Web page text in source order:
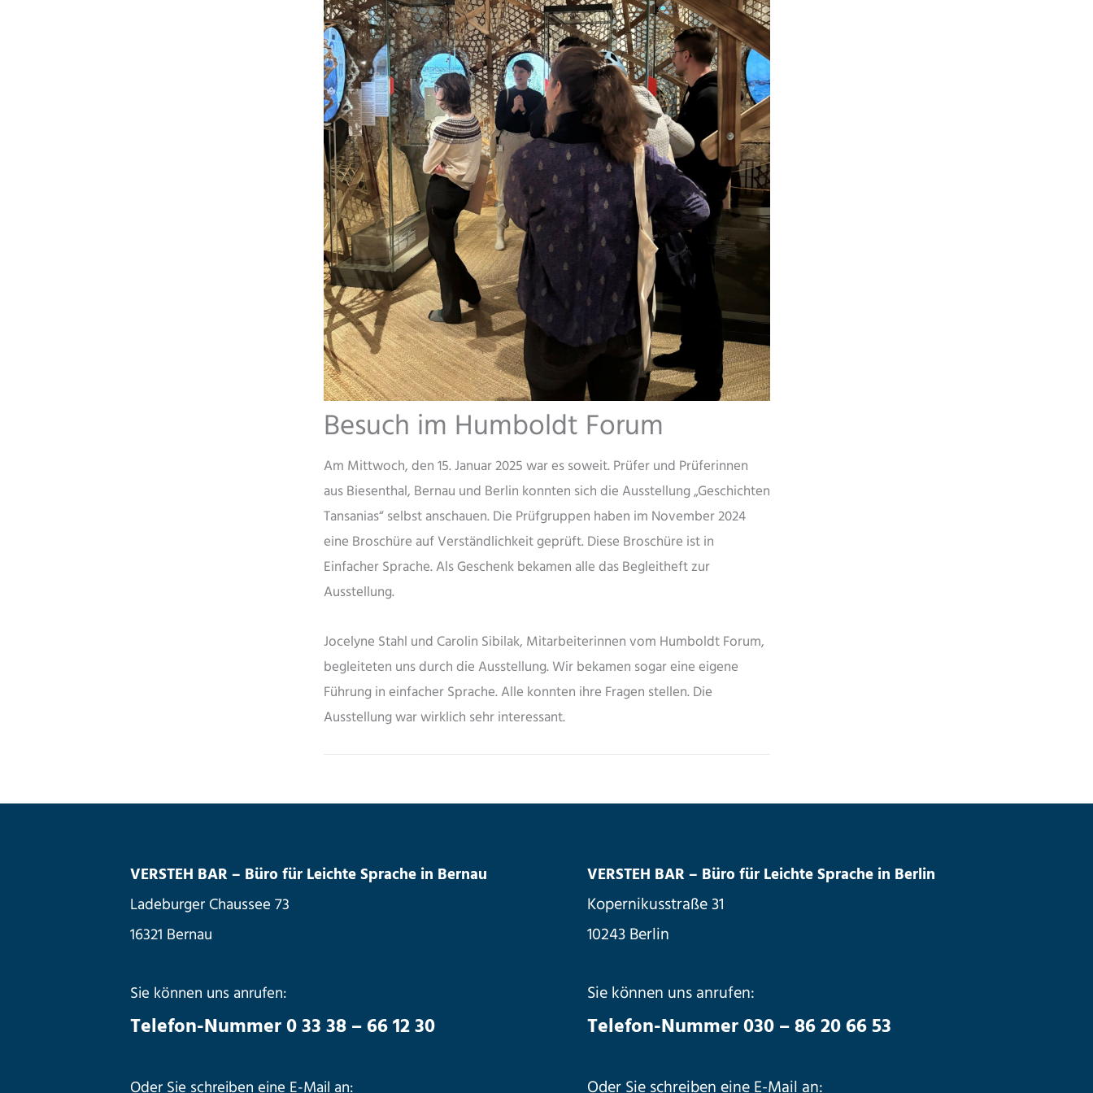
Besuch im Humboldt Forum
Am Mittwoch, den 15. Januar 2025 war es soweit. Prüfer und Prüferinnen
aus Biesenthal, Bernau und Berlin konnten sich die Ausstellung „Geschichten
Tansanias“ selbst anschauen. Die Prüfgruppen haben im November 2024
eine Broschüre auf Verständlichkeit geprüft. Diese Broschüre ist in
Einfacher Sprache. Als Geschenk bekamen alle das Begleitheft zur
Ausstellung.
Jocelyne Stahl und Carolin Sibilak, Mitarbeiterinnen vom Humboldt Forum,
begleiteten uns durch die Ausstellung. Wir bekamen sogar eine eigene
Führung in einfacher Sprache. Alle konnten ihre Fragen stellen. Die
Ausstellung war wirklich sehr interessant.
VERSTEH BAR – Büro für Leichte Sprache in Bernau
Ladeburger Chaussee 73
16321 Bernau
Sie können uns anrufen:
Telefon-Nummer 0 33 38 – 66 12 30
VERSTEH BAR – Büro für Leichte Sprache in Berlin
Kopernikusstraße 31
10243 Berlin
Sie können uns anrufen:
Telefon-Nummer 030 – 86 20 66 53